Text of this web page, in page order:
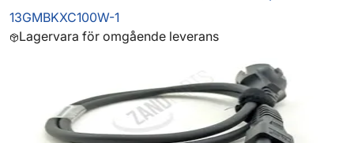
13GMBKXC100W-1
Lagervara för omgående leverans